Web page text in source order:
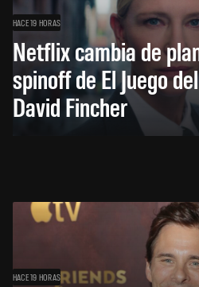
HACE 19 HORAS
Netflix cambia de
spinoff de El Juego
David Fincher
HACE 19 HORAS